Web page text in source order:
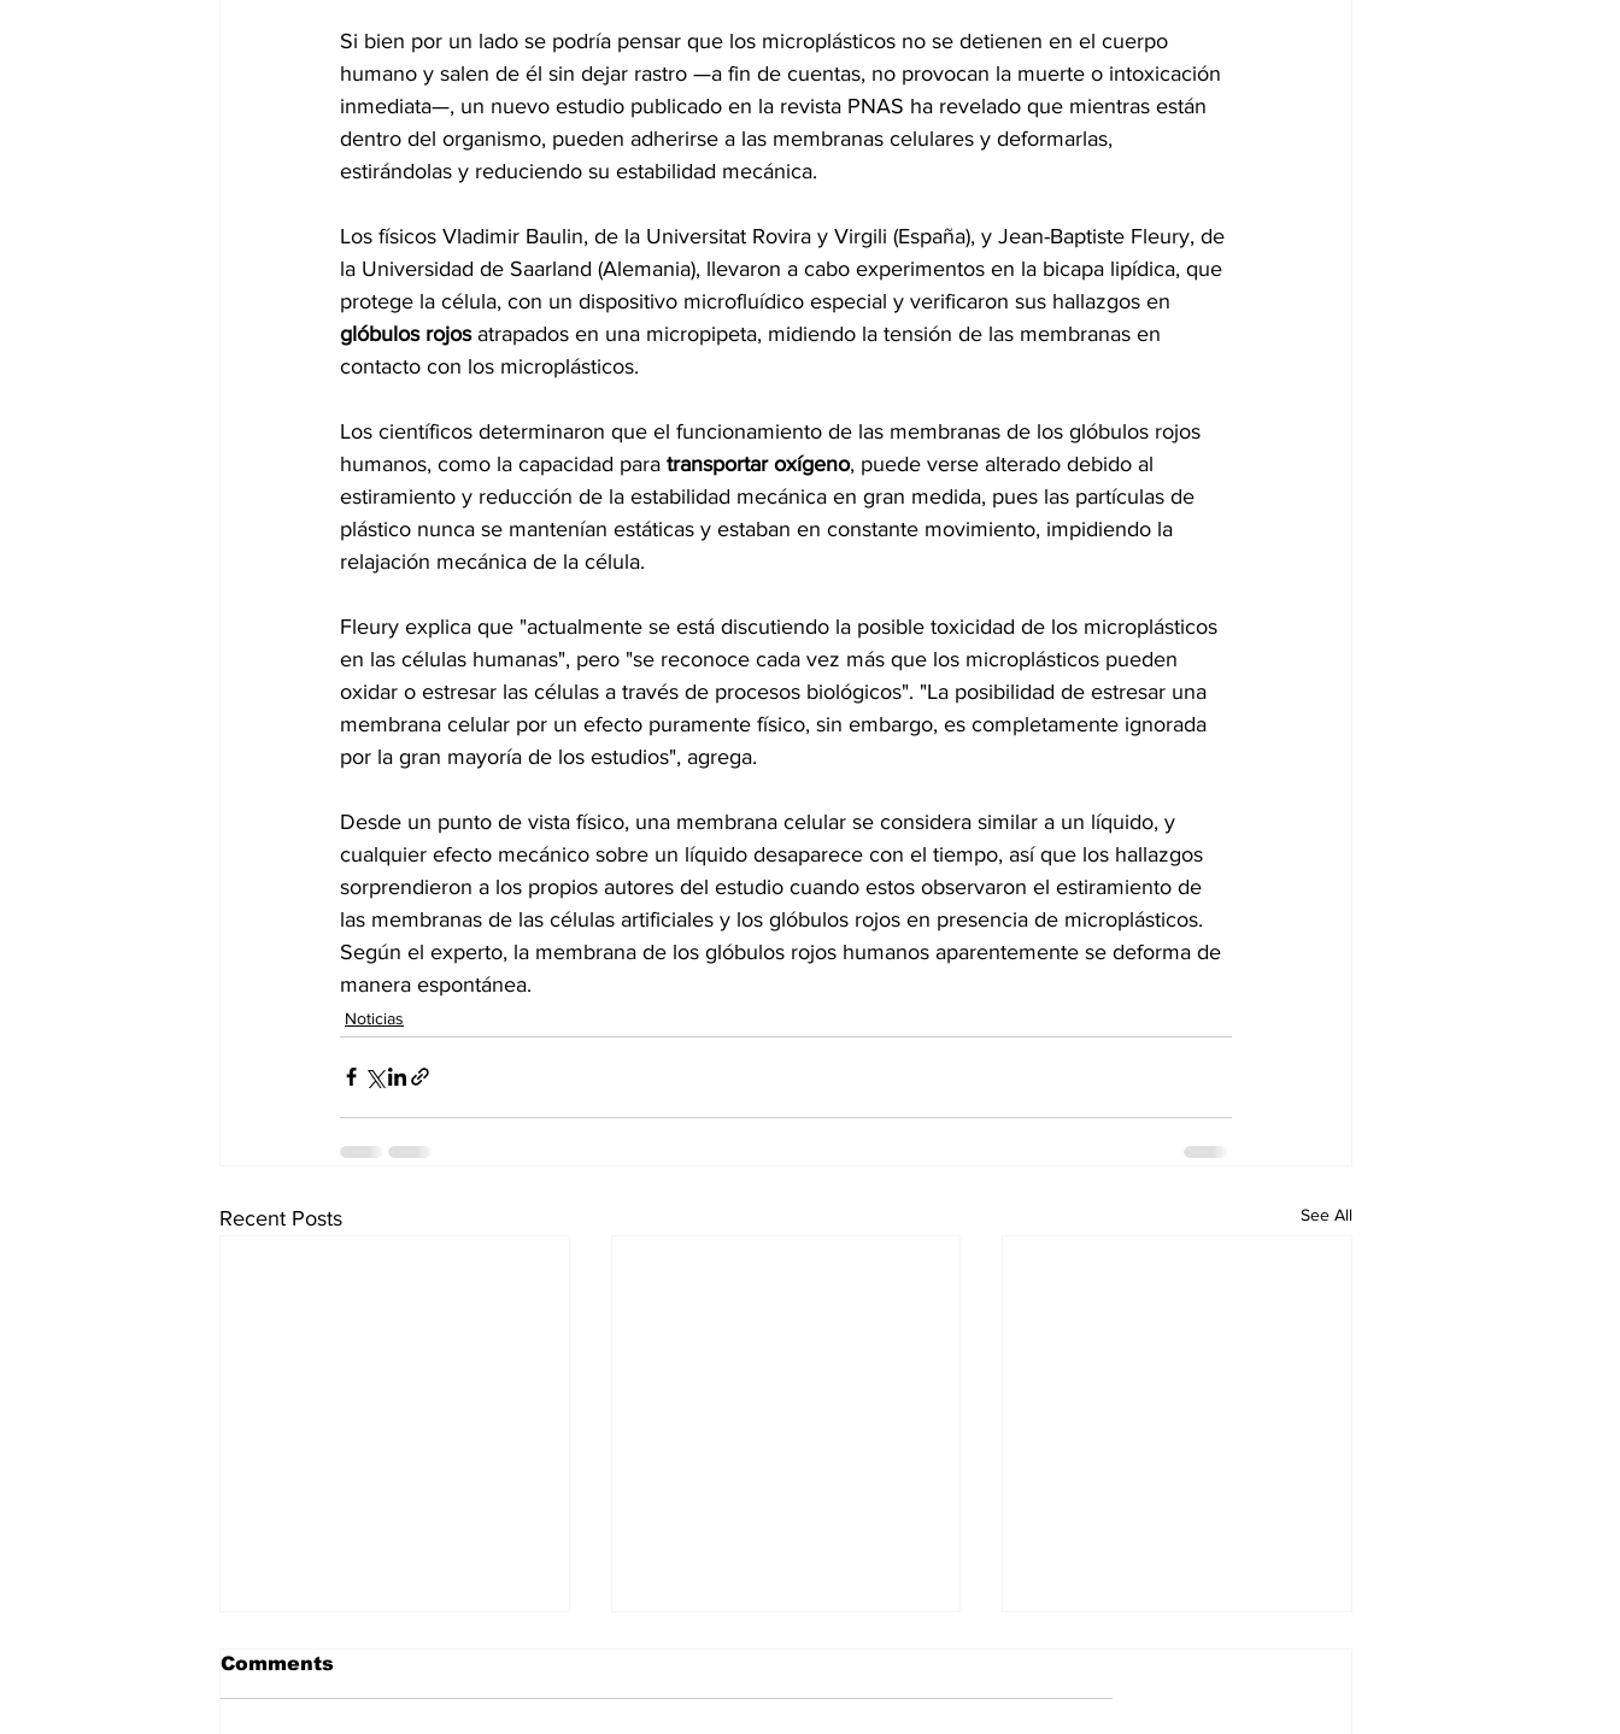
Si bien por un lado se podría pensar que los microplásticos no se detienen en el cuerpo
humano y salen de él sin dejar rastro —a fin de cuentas, no provocan la muerte o intoxicación
inmediata—, un nuevo estudio publicado en la revista PNAS ha revelado que mientras están
dentro del organismo, pueden adherirse a las membranas celulares y deformarlas,
estirándolas y reduciendo su estabilidad mecánica.
Los físicos Vladimir Baulin, de la Universitat Rovira y Virgili (España), y Jean-Baptiste Fleury, de
la Universidad de Saarland (Alemania), llevaron a cabo experimentos en la bicapa lipídica, que
protege la célula, con un dispositivo microfluídico especial y verificaron sus hallazgos en
glóbulos rojos atrapados en una micropipeta, midiendo la tensión de las membranas en
contacto con los microplásticos.
Los científicos determinaron que el funcionamiento de las membranas de los glóbulos rojos
humanos, como la capacidad para transportar oxígeno, puede verse alterado debido al
estiramiento y reducción de la estabilidad mecánica en gran medida, pues las partículas de
plástico nunca se mantenían estáticas y estaban en constante movimiento, impidiendo la
relajación mecánica de la célula.
Fleury explica que "actualmente se está discutiendo la posible toxicidad de los microplásticos
en las células humanas", pero "se reconoce cada vez más que los microplásticos pueden
oxidar o estresar las células a través de procesos biológicos". "La posibilidad de estresar una
membrana celular por un efecto puramente físico, sin embargo, es completamente ignorada
por la gran mayoría de los estudios", agrega.
Desde un punto de vista físico, una membrana celular se considera similar a un líquido, y
cualquier efecto mecánico sobre un líquido desaparece con el tiempo, así que los hallazgos
sorprendieron a los propios autores del estudio cuando estos observaron el estiramiento de
las membranas de las células artificiales y los glóbulos rojos en presencia de microplásticos.
Según el experto, la membrana de los glóbulos rojos humanos aparentemente se deforma de
manera espontánea.
Noticias
Recent Posts See All
Comments